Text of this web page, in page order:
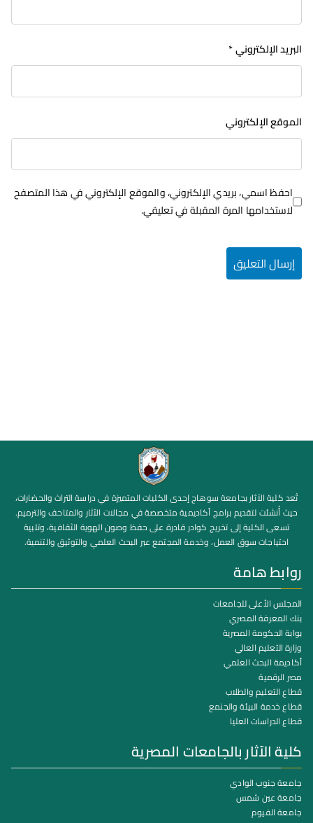
البريد الإلكتروني*
الموقع الإلكتروني
احفظ اسمي، بريدي الإلكتروني، والموقع الإلكتروني في هذا المتصفح
لاستخدامها المرة المقبلة في تعليقي.
تُعد كلية الآثار بجامعة سوهاج إحدى الكليات المتميزة في دراسة التراث والحضارات،
حيث أُنشئت لتقديم برامج أكاديمية متخصصة في مجالات الآثار والمتاحف والترميم.
تسعى الكلية إلى تخريج كوادر قادرة على حفظ وصون الهوية الثقافية، وتلبية
احتياجات سوق العمل، وخدمة المجتمع عبر البحث العلمي والتوثيق والتنمية.
روابط هامة
المجلس الأعلى للجامعات
بنك المعرفة المصري
بوابة الحكومة المصرية
وزارة التعليم العالي
أكاديمة البحث العلمي
مصر الرقمية
قطاع التعليم والطلاب
قطاع خدمة البيئة والجنمع
قطاع الدراسات العليا
كلية الآثار بالجامعات المصرية
جامعة جنوب الوادي
جامعة عين شمس
جامعة الفيوم